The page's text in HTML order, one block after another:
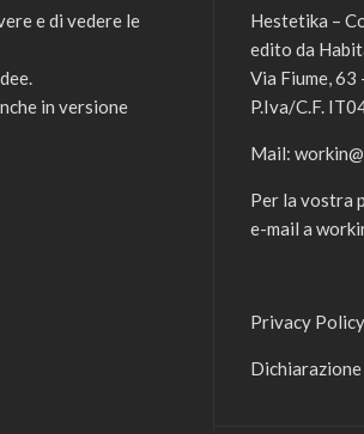
e di vedere le
in versione
Hestetika –
edito da
Via Fiume, 63
P.Iva/C.F.
Mail:
Per la vostra
e-mail a
Privacy Policy